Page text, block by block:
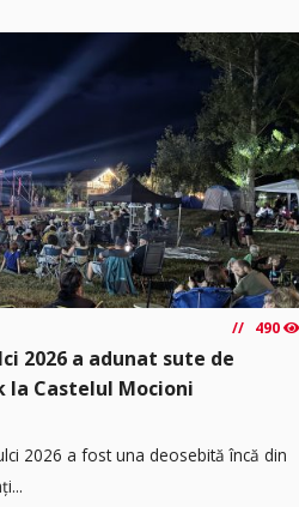
490
2026 a adunat sute de
Castelul Mocioni
2026 a fost una deosebită încă din